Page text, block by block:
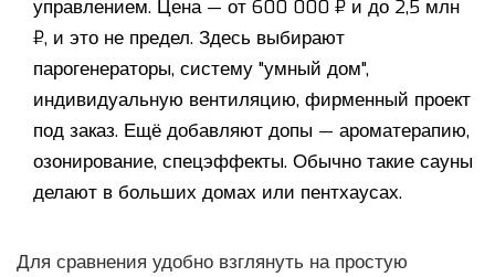
управлением. Цена — от 600 000 ₽ и до 2,5 млн
₽, и это не предел. Здесь выбирают
парогенераторы, систему "умный дом",
индивидуальную вентиляцию, фирменный проект
под заказ. Ещё добавляют допы — ароматерапию,
озонирование, спецэффекты. Обычно такие сауны
делают в больших домах или пентхаусах.
Для сравнения удобно взглянуть на простую